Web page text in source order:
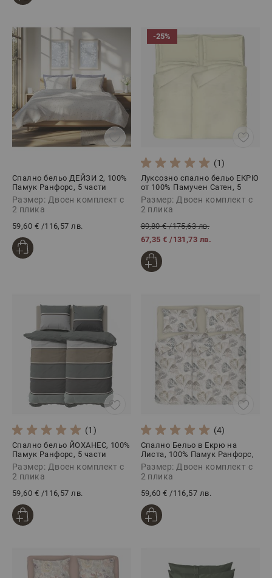
Спално бельо ДЕЙЗИ 2, 100%
Памук Ранфорс, 5 части
Размер: Двоен комплект с
2 плика
59,60 € /116,57 лв.
-25%
(1)
Луксозно спално бельо ЕКРЮ
от 100% Памучен Сатен, 5
части
Размер: Двоен комплект с
2 плика
89,80 €/175,63 лв.
67,35 € /131,73 лв.
(1)
Спално бельо ЙОХАНЕС, 100%
Памук Ранфорс, 5 части
Размер: Двоен комплект с
2 плика
59,60 € /116,57 лв.
(4)
Спално Бельо в Екрю на
Листа, 100% Памук Ранфорс,
5 части, ЕЛИЗАБЕТ
Размер: Двоен комплект с
2 плика
59,60 € /116,57 лв.